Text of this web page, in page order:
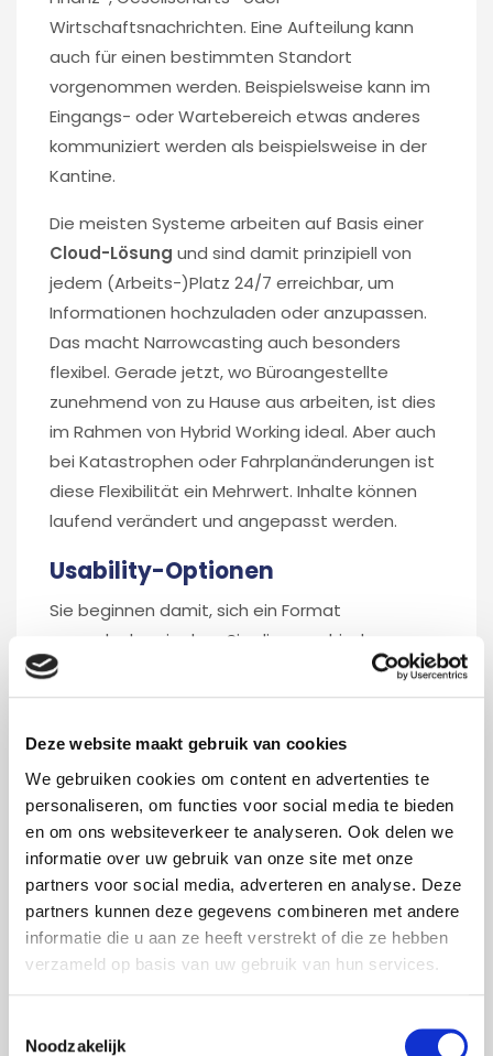
Deze website maakt gebruik van cookies
We gebruiken cookies om content en advertenties te
personaliseren, om functies voor social media te bieden
en om ons websiteverkeer te analyseren. Ook delen we
informatie over uw gebruik van onze site met onze
partners voor social media, adverteren en analyse. Deze
partners kunnen deze gegevens combineren met andere
informatie die u aan ze heeft verstrekt of die ze hebben
verzameld op basis van uw gebruik van hun services.
Noodzakelijk
Wirtschaftsnachrichten. Eine Aufteilung kann
auch für einen bestimmten Standort
vorgenommen werden. Beispielsweise kann im
Eingangs- oder Wartebereich etwas anderes
kommuniziert werden als beispielsweise in der
Kantine.
Die meisten Systeme arbeiten auf Basis einer
Cloud-Lösung und sind damit prinzipiell von
jedem (Arbeits-)Platz 24/7 erreichbar, um
Informationen hochzuladen oder anzupassen.
Das macht Narrowcasting auch besonders
flexibel. Gerade jetzt, wo Büroangestellte
zunehmend von zu Hause aus arbeiten, ist dies
im Rahmen von Hybrid Working ideal. Aber auch
bei Katastrophen oder Fahrplanänderungen ist
diese Flexibilität ein Mehrwert. Inhalte können
laufend verändert und angepasst werden.
Usability-Optionen
Sie beginnen damit, sich ein Format
auszudenken, in dem Sie die verschiedenen
Informationskomponenten präsentieren
möchten. Ihr Ziel: zumotivieren, zu inspirieren,
oder eine Kombination davon ist
führend. Sie berücksichtigen interne und/oder
externe Zielgruppen und wo die Narrowcasting
Screens installiert werden. Berücksichtigen Sie
auch das Bild-Text-Verhältnis, die Verwendung
externer Quellen und ggf. Videos. Der zweite
Schritt besteht darin, eine sogenannte "Rolle"
mit Layoutvorlagen in Ihrem eigenen Hausstil zu